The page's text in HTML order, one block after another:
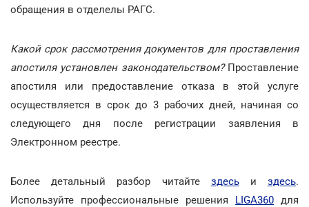
обращения в отделелы РАГС.
Какой срок рассмотрения документов для проставления
апостиля установлен законодательством?Проставление
апостиля или предоставление отказа в этой услуге
осуществляется в срок до 3 рабочих дней, начиная со
следующего дня после регистрации заявления в
Электронном реестре.
Более детальный разбор читайте здесьиздесь.
Используйте профессиональные решения LIGA360 для